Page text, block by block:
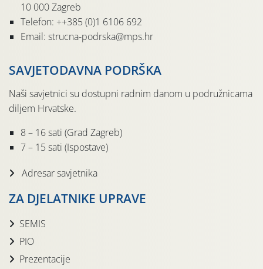
10 000 Zagreb
Telefon: ++385 (0)1 6106 692
Email: strucna-podrska@mps.hr
SAVJETODAVNA PODRŠKA
Naši savjetnici su dostupni radnim danom u podružnicama
diljem Hrvatske.
8 – 16 sati (Grad Zagreb)
7 – 15 sati (Ispostave)
Adresar savjetnika
ZA DJELATNIKE UPRAVE
SEMIS
PIO
Prezentacije